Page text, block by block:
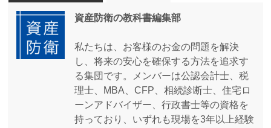
資産防衛の教科書編集部
私たちは、お客様のお金の問題を解決
し、将来の安心を確保する方法を追求す
る集団です。メンバーは公認会計士、税
理士、MBA、CFP、相続診断士、住宅ロ
ーンアドバイザー、行政書士等の資格を
持っており、いずれも現場を3年以上経験